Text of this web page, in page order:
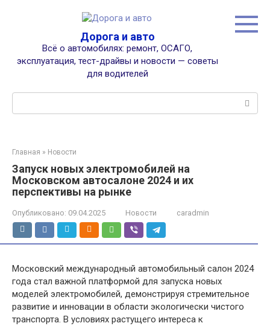
Дорога и авто
Всё о автомобилях: ремонт, ОСАГО,
эксплуатация, тест-драйвы и новости — советы
для водителей
Главная » Новости
Запуск новых электромобилей на
Московском автосалоне 2024 и их
перспективы на рынке
Опубликовано: 09.04.2025 Новости caradmin
Московский международный автомобильный салон 2024
года стал важной платформой для запуска новых
моделей электромобилей, демонстрируя стремительное
развитие и инновации в области экологически чистого
транспорта. В условиях растущего интереса к